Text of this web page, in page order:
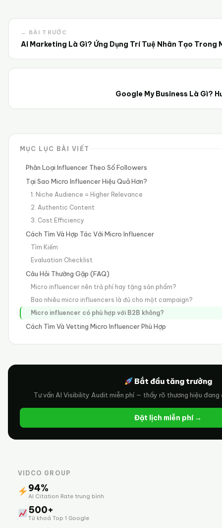
← BÀI TRƯỚC
AI Marketing Là Gì? Ứng Dụng Trí Tuệ Nhân Tạo Trong
Google My Business Là Gì?
MỤC LỤC BÀI VIẾT
Phân Loại Influencer Theo Số Followers
Tại Sao Micro Influencer Hiệu Quả Hơn?
1. Niche Audience = Higher Relevance
2. Authentic Content
3. Cost Efficiency
Cách Tìm Và Hợp Tác Với Micro Influencer
Tìm Kiếm
Evaluation Checklist
Câu Hỏi Thường Gặp (FAQ)
Micro influencer nên trả phí hay tặng sản phẩm?
Bao nhiêu micro influencers là đủ cho một campaign?
Micro influencer có phù hợp với B2B không?
Cách Tìm Và Vetting Micro Influencer Phù Hợp
Bắt đầu tăng trưởng
Tư vấn AI Visibility Audit miễn phí — thấy rõ thương hiệu
Đặt lịch miễn phí →
VIDCO GROUP
94%
AI Citation Rate trung bình
500+
Từ khoá Top 1 Google